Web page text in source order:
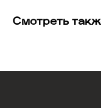
Смотреть